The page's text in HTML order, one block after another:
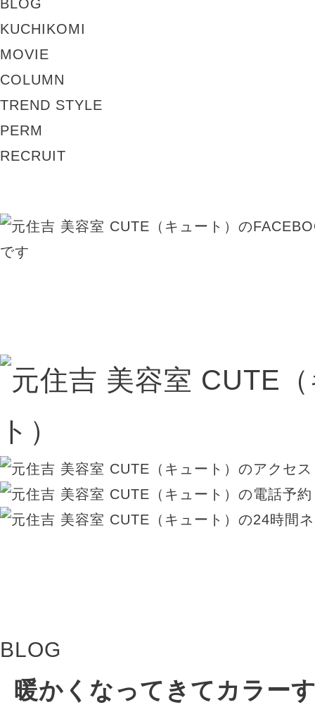
BLOG
KUCHIKOMI
MOVIE
COLUMN
TREND STYLE
PERM
RECRUIT
BLOG
暖かくなってきてカラー